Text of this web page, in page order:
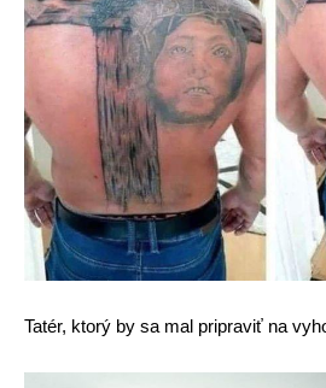
Tatér, ktorý by sa mal pripraviť na